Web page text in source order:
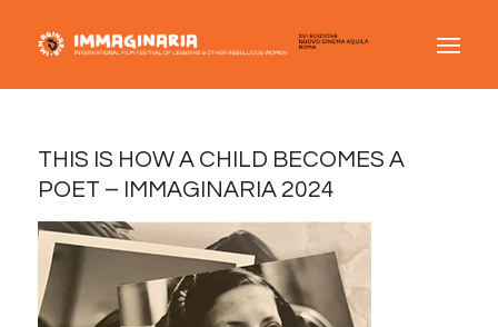
THIS IS HOW A CHILD BECOMES A
POET – IMMAGINARIA 2024